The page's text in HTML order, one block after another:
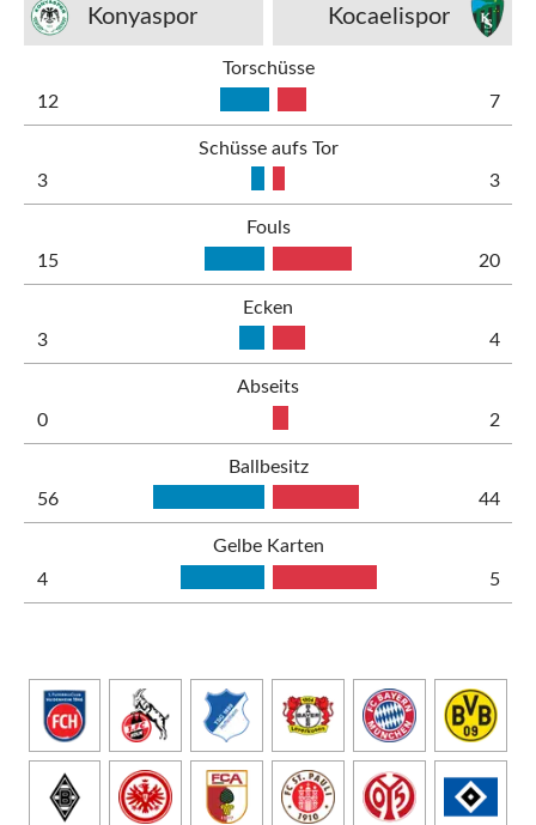
Konyaspor Kocaelispor
Torschüsse
12
7
Schüsse aufs Tor
3
3
Fouls
15
20
Ecken
3
4
Abseits
0
2
Ballbesitz
56
44
Gelbe Karten
4
5